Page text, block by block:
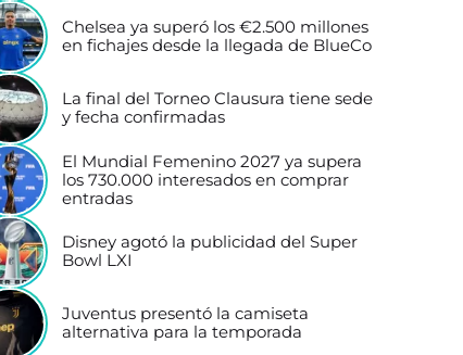
Chelsea ya superó los €2.500 millones
en fichajes desde la llegada de BlueCo
La final del Torneo Clausura tiene sede
y fecha confirmadas
El Mundial Femenino 2027 ya supera
los 730.000 interesados en comprar
entradas
Disney agotó la publicidad del Super
Bowl LXI
Juventus presentó la camiseta
alternativa para la temporada